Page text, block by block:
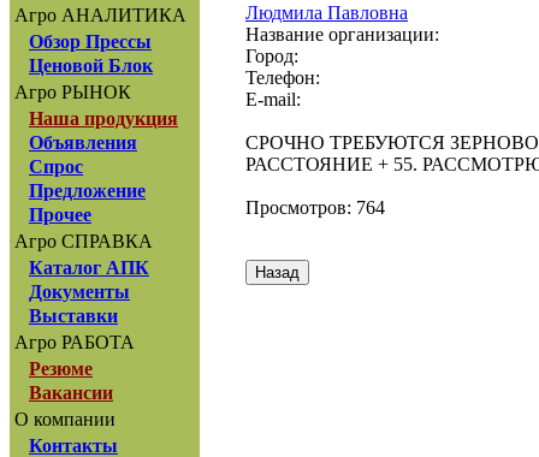
Агро АНАЛИТИКА
Обзор Прессы
Ценовой Блок
Агро РЫНОК
Наша продукция
Объявления
Спрос
Предложение
Прочее
Агро СПРАВКА
Каталог АПК
Документы
Выставки
Агро РАБОТА
Резюме
Вакансии
О компании
Контакты
Людмила Павловна
Название организации:
Город:
Телефон:
E-mail:
СРОЧНО ТРЕБУЮТСЯ
РАССТОЯНИЕ + 55. РАССМОТРЮ
Просмотров: 764